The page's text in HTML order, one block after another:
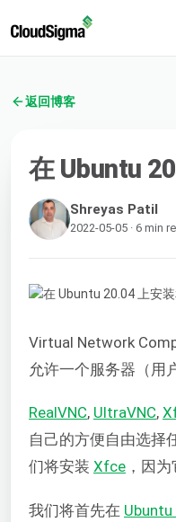
返回博客
在 Ubuntu
Shreyas Patil
2022-05-05 · 6 min
Virtual Network
允许一个服务器（用
RealVNC, UltraVNC,
自己的方便自由选择
们将安装 Xfce ，因
我们将首先在 Ubuntu